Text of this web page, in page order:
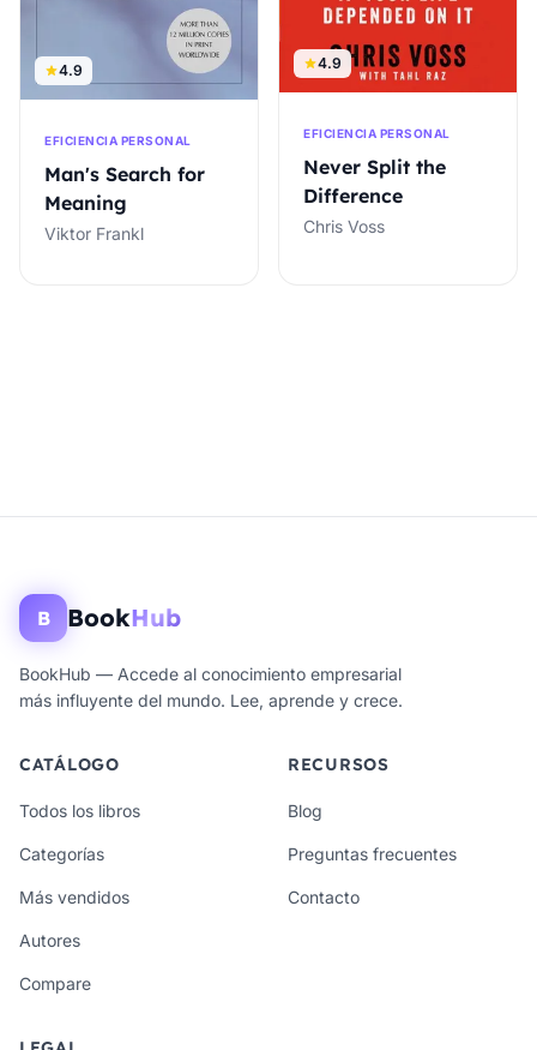
4.9
EFICIENCIA PERSONAL
Man's Search for
Meaning
Viktor Frankl
4.9
EFICIENCIA PERSONAL
Never Split the
Difference
Chris Voss
B BookHub
BookHub — Accede al conocimiento empresarial
más influyente del mundo. Lee, aprende y crece.
CATÁLOGO
Todos los libros
Categorías
Más vendidos
Autores
Compare
RECURSOS
Blog
Preguntas frecuentes
Contacto